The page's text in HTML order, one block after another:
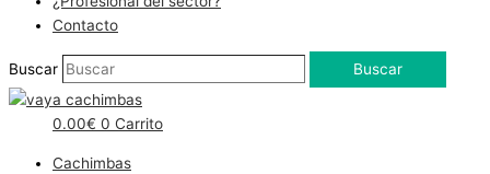
Contacto
Buscar Buscar
0.00€ 0 Carrito
Cachimbas